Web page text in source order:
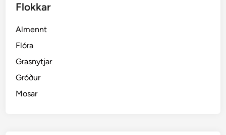
Flokkar
Almennt
Flóra
Grasnytjar
Gróður
Mosar